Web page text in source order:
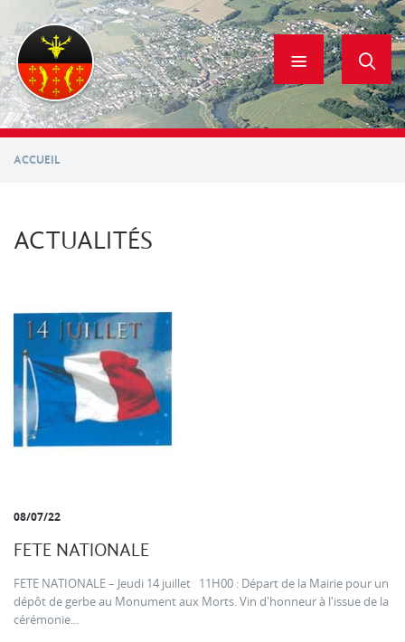
contenu
principal
ACCUEIL
ACTUALITÉS
08/07/22
FETE NATIONALE
FETE NATIONALE – Jeudi 14 juillet 11H00 : Départ de la Mairie pour un
dépôt de gerbe au Monument aux Morts. Vin d'honneur à l'issue de la
cérémonie...